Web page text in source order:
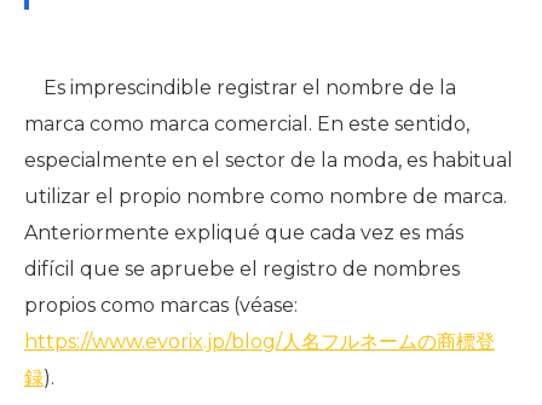
Es imprescindible registrar el nombre de la
marca como marca comercial. En este sentido,
especialmente en el sector de la moda, es habitual
utilizar el propio nombre como nombre de marca.
Anteriormente expliqué que cada vez es más
difícil que se apruebe el registro de nombres
propios como marcas (véase:
https://www.evorix.jp/blog/人名フルネームの商標登
録).